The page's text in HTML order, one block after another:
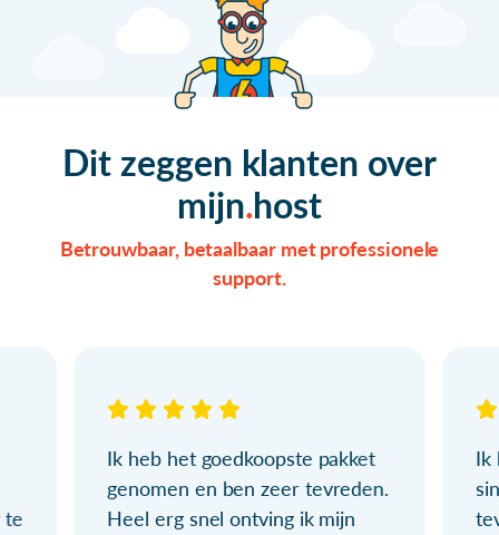
Dit zeggen klanten over
mijn host
Betrouwbaar, betaalbaar met professionele
support.
te
Ik heb het goedkoopste pakket
genomen en ben zeer tevreden.
Heel erg snel ontving ik mijn
Ik